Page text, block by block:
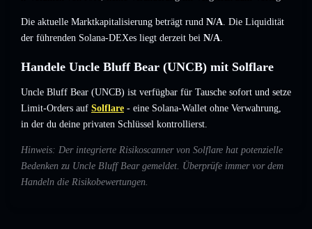
Die aktuelle Marktkapitalisierung beträgt rund N/A. Die Liquidität
der führenden Solana-DEXes liegt derzeit bei N/A.
Handele Uncle Bluff Bear (UNCB) mit Solflare
Uncle Bluff Bear (UNCB) ist verfügbar für Tausche sofort und setze
Limit-Orders auf Solflare - eine Solana-Wallet ohne Verwahrung,
in der du deine privaten Schlüssel kontrollierst.
Hinweis: Der integrierte Risikoscanner von Solflare hat potenzielle
Bedenken zu Uncle Bluff Bear gemeldet. Überprüfe immer vor dem
Handeln die Risikobewertungen.